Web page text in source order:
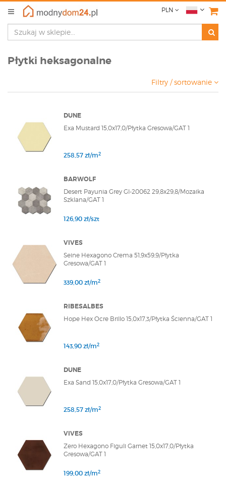
PLN
Płytki heksagonalne
Filtry / sortowanie
DUNE
Exa Mustard 15,0x17,0/Płytka Gresowa/GAT 1
258,57 zł/m2
BARWOLF
Desert Payunia Grey Gl-20062 29,8x29,8/Mozaika
Szklana/GAT 1
126,90 zł/szt
VIVES
Seine Hexagono Crema 51,9x59,9/Płytka
Gresowa/GAT 1
339,00 zł/m2
RIBESALBES
Hope Hex Ocre Brillo 15,0x17,3/Płytka Ścienna/GAT 1
143,90 zł/m2
DUNE
Exa Sand 15,0x17,0/Płytka Gresowa/GAT 1
258,57 zł/m2
VIVES
Zero Hexagono Figuli Garnet 15,0x17,0/Płytka
Gresowa/GAT 1
199,00 zł/m2